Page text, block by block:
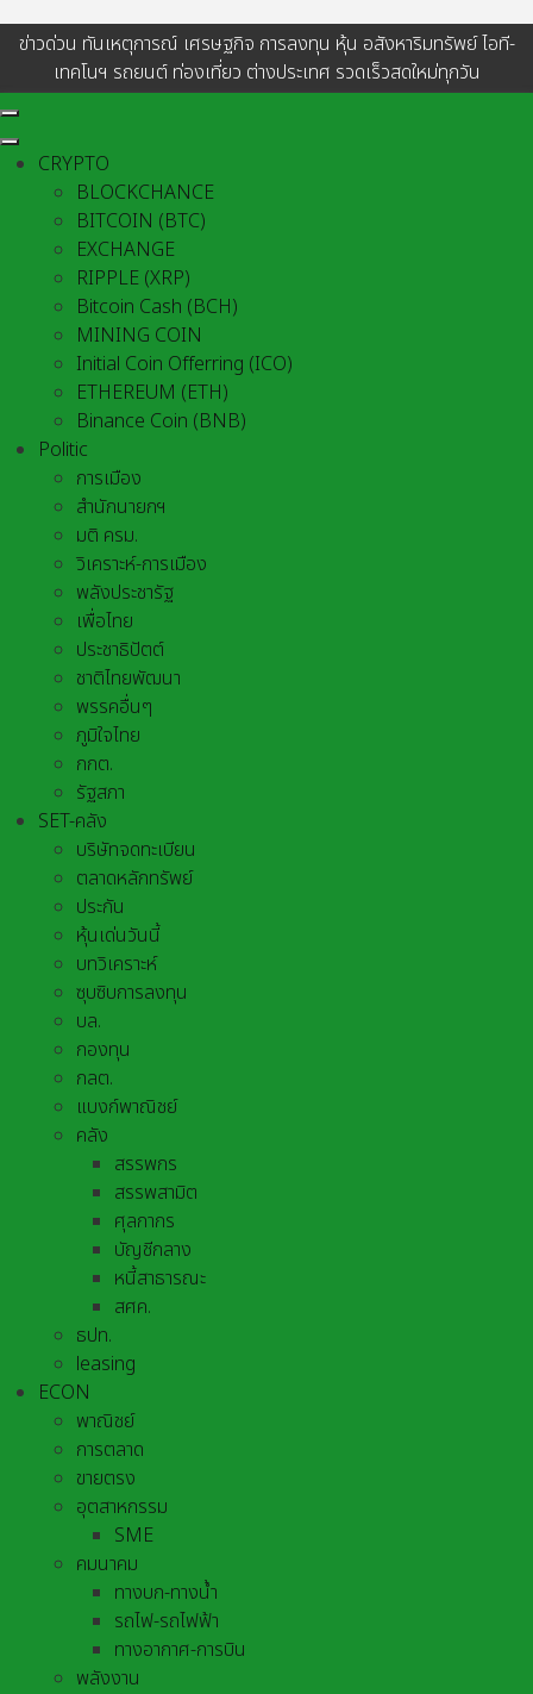
ข่าวด่วน ทันเหตุการณ์ เศรษฐกิจ การลงทุน หุ้น อสังหาริมทรัพย์ ไอที-
เทคโนฯ รถยนต์ ท่องเที่ยว ต่างประเทศ รวดเร็วสดใหม่ทุกวัน
CRYPTO
BLOCKCHANCE
BITCOIN (BTC)
EXCHANGE
RIPPLE (XRP)
Bitcoin Cash (BCH)
MINING COIN
Initial Coin Offerring (ICO)
ETHEREUM (ETH)
Binance Coin (BNB)
Politic
การเมือง
สำนักนายกฯ
มติ ครม.
วิเคราะห์-การเมือง
พลังประชารัฐ
เพื่อไทย
ประชาธิปัตต์
ชาติไทยพัฒนา
พรรคอื่นๆ
ภูมิใจไทย
กกต.
รัฐสภา
SET-คลัง
บริษัทจดทะเบียน
ตลาดหลักทรัพย์
ประกัน
หุ้นเด่นวันนี้
บทวิเคราะห์
ซุบซิบการลงทุน
บล.
กองทุน
กลต.
แบงก์พาณิชย์
คลัง
สรรพกร
สรรพสามิต
ศุลกากร
บัญชีกลาง
หนี้สาธารณะ
สศค.
ธปท.
leasing
ECON
พาณิชย์
การตลาด
ขายตรง
อุตสาหกรรม
SME
คมนาคม
ทางบก-ทางน้ำ
รถไฟ-รถไฟฟ้า
ทางอากาศ-การบิน
พลังงาน